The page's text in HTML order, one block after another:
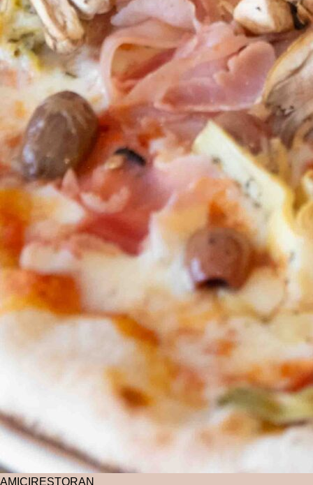
AMICI RESTORAN